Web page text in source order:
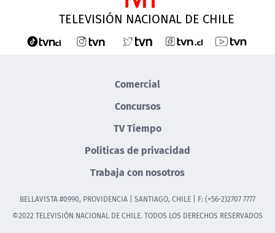
TELEVISIÓN NACIONAL DE CHILE
Comercial
Concursos
TV Tiempo
Políticas de privacidad
Trabaja con nosotros
BELLAVISTA #0990, PROVIDENCIA | SANTIAGO, CHILE | F: (+56-2)2707 7777
©2022 TELEVISIÓN NACIONAL DE CHILE. TODOS LOS DERECHOS RESERVADOS